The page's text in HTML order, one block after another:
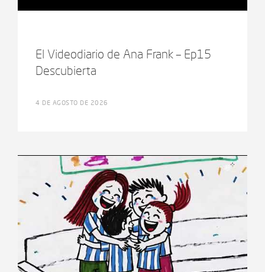
El Videodiario de Ana Frank – Ep15
Descubierta
4 DE AGOSTO DE 2026